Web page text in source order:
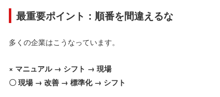
最重要ポイント：順番を間違えるな
多くの企業はこうなっています。
× マニュアル → シフト → 現場
〇 現場 → 改善 → 標準化 → シフト